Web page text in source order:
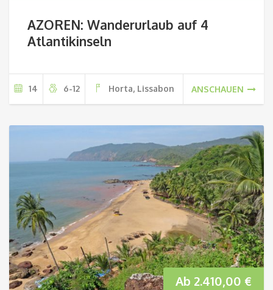
AZOREN: Wanderurlaub auf 4
Atlantikinseln
14 6-12 Horta, Lissabon ANSCHAUEN
Ab 2.410,00 €